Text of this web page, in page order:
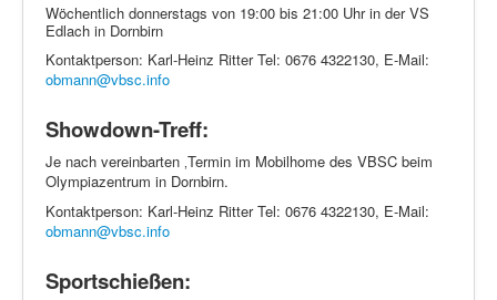
Wöchentlich donnerstags von 19:00 bis 21:00 Uhr in der VS
Edlach in Dornbirn
Kontaktperson: Karl-Heinz Ritter Tel: 0676 4322130, E-Mail:
obmann@vbsc.info
Showdown-Treff:
Je nach vereinbarten ‚Termin im Mobilhome des VBSC beim
Olympiazentrum in Dornbirn.
Kontaktperson: Karl-Heinz Ritter Tel: 0676 4322130, E-Mail:
obmann@vbsc.info
Sportschießen: